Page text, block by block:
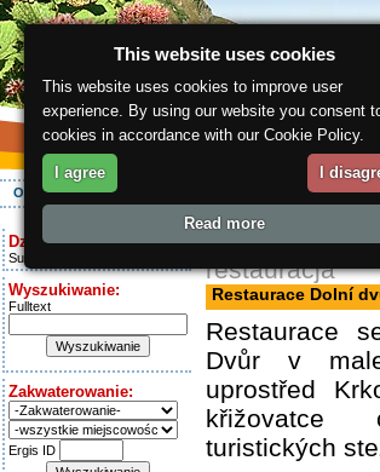
O regionie Aktywnie
Dziś jest:
Sunday 9.08.2026
Wyszukiwanie:
Fulltext
Zakwaterowanie:
Ergis ID
ergis.cz >
restauracja
Restaurace Dolní
Restaurace
Dvůr v
uprostřed
křižovatce
turistických
This website uses cookies
This website uses cookies to improve user
experience. By using our website you consent
cookies in accordance with our Cookie Policy.
I agree I
Read more